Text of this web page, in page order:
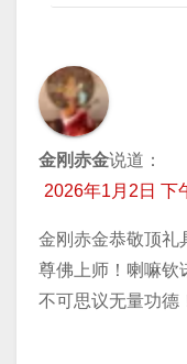
金刚赤金说道：
2026年1月2日 下
金刚赤金恭敬顶礼
尊佛上师！喇嘛钦
不可思议无量功德